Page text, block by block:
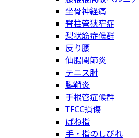
坐骨神経痛
脊柱管狭窄症
梨状筋症候群
反り腰
仙腸関節炎
テニス肘
腱鞘炎
手根管症候群
TFCC損傷
ばね指
手・指のしびれ